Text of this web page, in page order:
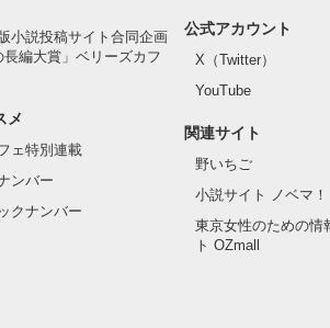
小説投稿サイト合同企画
長編大賞」ベリーズカフ
メ
ェ特別連載
ンバー
クナンバー
公式アカウント
X（Twitter）
YouTube
関連サイト
野いちご
小説サイト ノベマ！
東京女性のための情
ト OZmall